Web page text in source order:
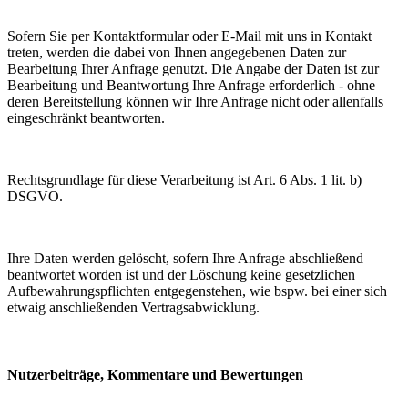
Sofern Sie per Kontaktformular oder E-Mail mit uns in Kontakt
treten, werden die dabei von Ihnen angegebenen Daten zur
Bearbeitung Ihrer Anfrage genutzt. Die Angabe der Daten ist zur
Bearbeitung und Beantwortung Ihre Anfrage erforderlich - ohne
deren Bereitstellung können wir Ihre Anfrage nicht oder allenfalls
eingeschränkt beantworten.
Rechtsgrundlage für diese Verarbeitung ist Art. 6 Abs. 1 lit. b)
DSGVO.
Ihre Daten werden gelöscht, sofern Ihre Anfrage abschließend
beantwortet worden ist und der Löschung keine gesetzlichen
Aufbewahrungspflichten entgegenstehen, wie bspw. bei einer sich
etwaig anschließenden Vertragsabwicklung.
Nutzerbeiträge, Kommentare und Bewertungen